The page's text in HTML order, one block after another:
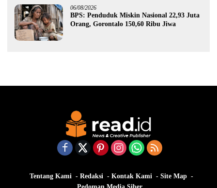
06/08/2026
BPS: Penduduk Miskin Nasional 22,93 Juta
Orang, Gorontalo 150,60 Ribu Jiwa
Tentang Kami Redaksi Kontak Kami
Site Map